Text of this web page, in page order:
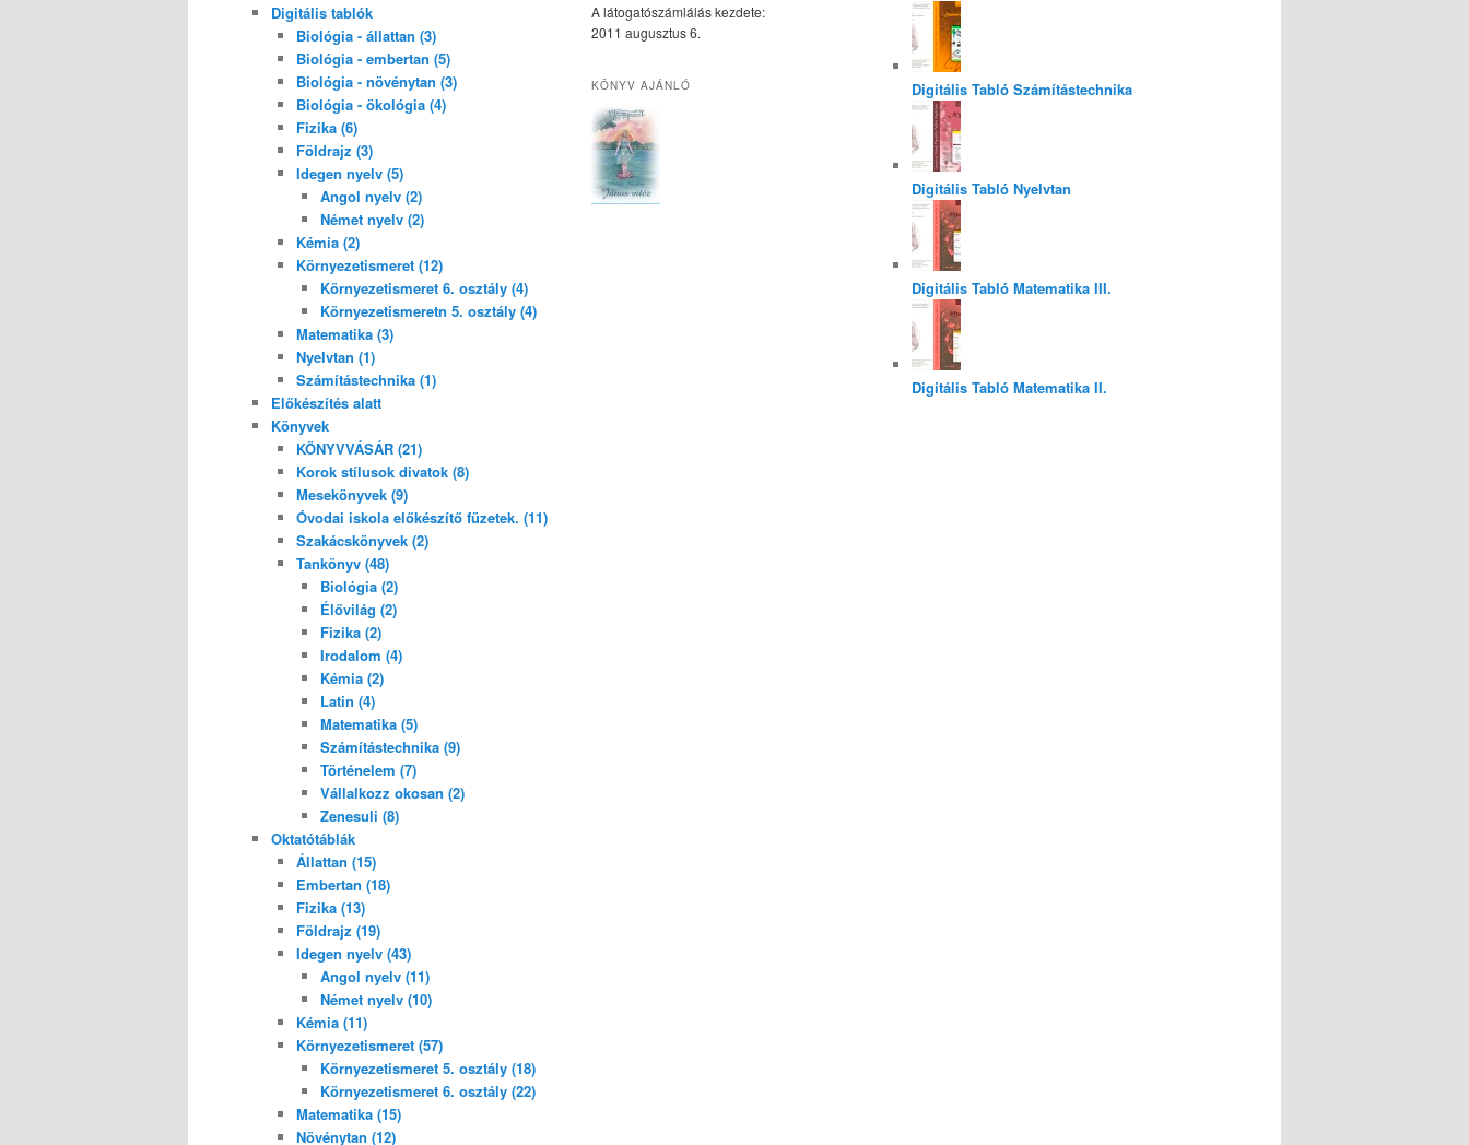
Digitális tablók
Biológia - állattan (3)
Biológia - embertan (5)
Biológia - növénytan (3)
Biológia - ökológia (4)
Fizika (6)
Földrajz (3)
Idegen nyelv (5)
Angol nyelv (2)
Német nyelv (2)
Kémia (2)
Környezetismeret (12)
Környezetismeret 6. osztály (4)
Környezetismeretn 5. osztály (4)
Matematika (3)
Nyelvtan (1)
Számítástechnika (1)
Előkészítés alatt
Könyvek
KÖNYVVÁSÁR (21)
Korok stílusok divatok (8)
Mesekönyvek (9)
Óvodai iskola előkészítő füzetek. (11)
Szakácskönyvek (2)
Tankönyv (48)
Biológia (2)
Élővilág (2)
Fizika (2)
Irodalom (4)
Kémia (2)
Latin (4)
Matematika (5)
Számítástechnika (9)
Történelem (7)
Vállalkozz okosan (2)
Zenesuli (8)
Oktatótáblák
Állattan (15)
Embertan (18)
Fizika (13)
Földrajz (19)
Idegen nyelv (43)
Angol nyelv (11)
Német nyelv (10)
Kémia (11)
Környezetismeret (57)
Környezetismeret 5. osztály (18)
Környezetismeret 6. osztály (22)
Matematika (15)
Növénytan (12)
A látogatószámlálás kezdete:
2011 augusztus 6.
KÖNYV AJÁNLÓ Digitális Tabló Számítástechnika
Digitális Tabló Nyelvtan
Digitális Tabló Matematika III.
Digitális Tabló Matematika II.